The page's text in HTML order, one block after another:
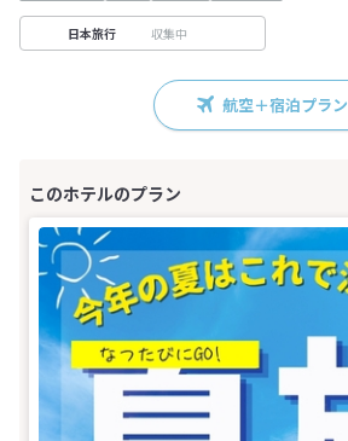
日本旅行 収集中
航空＋宿泊プラン